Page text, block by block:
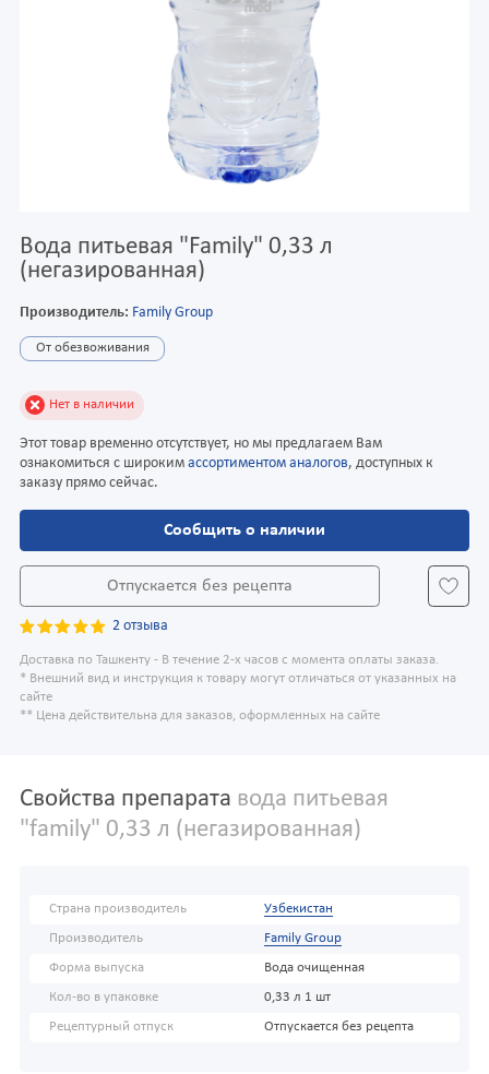
Вода питьевая "Family" 0,33 л
(негазированная)
Производитель: Family Group
От обезвоживания
Нет в наличии
Этот товар временно отсутствует, но мы предлагаем Вам
ознакомиться с широким ассортиментом аналогов, доступных к
заказу прямо сейчас.
Сообщить о наличии
Отпускается без рецепта
2 отзыва
Доставка по Ташкенту - В течение 2-х часов с момента оплаты заказа.
* Внешний вид и инструкция к товару могут отличаться от указанных на
сайте
** Цена действительна для заказов, оформленных на сайте
Свойства препарата вода питьевая
"family" 0,33 л (негазированная)
Страна производитель Узбекистан
Производитель Family Group
Форма выпуска Вода очищенная
Кол-во в упаковке 0,33 л 1 шт
Рецептурный отпуск Отпускается без рецепта